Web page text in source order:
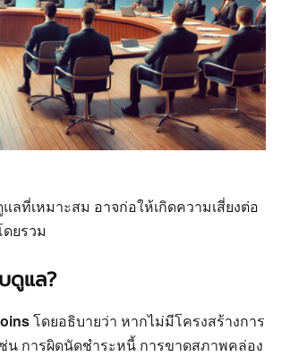
ลที่เหมาะสม อาจก่อให้เกิดความเสี่ยงต่อ
ยรวม
ดูแล?
โดยอธิบายว่า หากไม่มีโครงสร้างการ
ช่น การผิดนัดชำระหนี้ การขาดสภาพคล่อง